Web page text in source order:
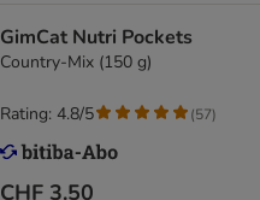
GimCat Nutri Pockets
Country-Mix (150 g)
CHF 3.50
Rating: 4.8/5 (57)